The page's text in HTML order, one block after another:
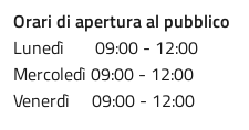
Orari di apertura al pubblico
Lunedì 09:00 - 12:00
Mercoledì 09:00 - 12:00
Venerdì 09:00 - 12:00